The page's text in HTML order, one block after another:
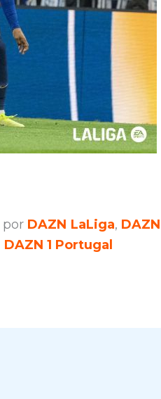
por DAZN LaLiga, DAZN
DAZN 1 Portugal